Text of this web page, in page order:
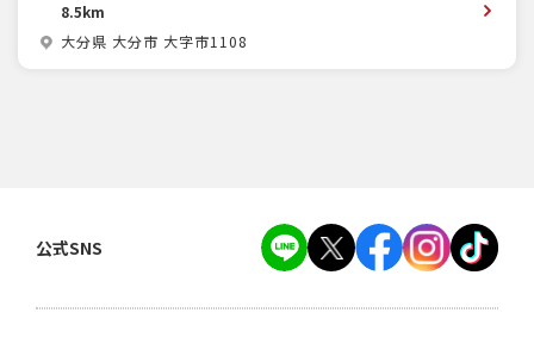
8.5km
大分県 大分市 大字市1108
公式SNS